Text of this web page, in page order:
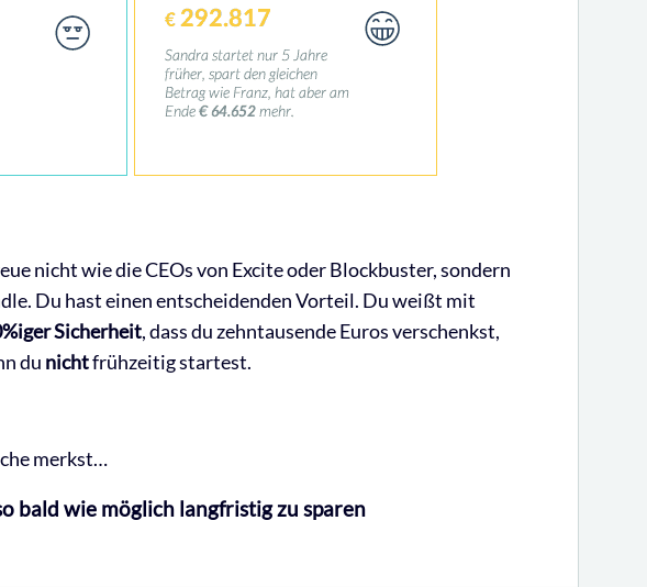
nicht wie die CEOs von Excite oder Blockbuster, sondern
Du hast einen entscheidenden Vorteil. Du weißt mit
Sicherheit, dass du zehntausende Euros verschenkst,
du nichtfrühzeitig startest.
merkst…
bald wie möglich langfristig zu sparen